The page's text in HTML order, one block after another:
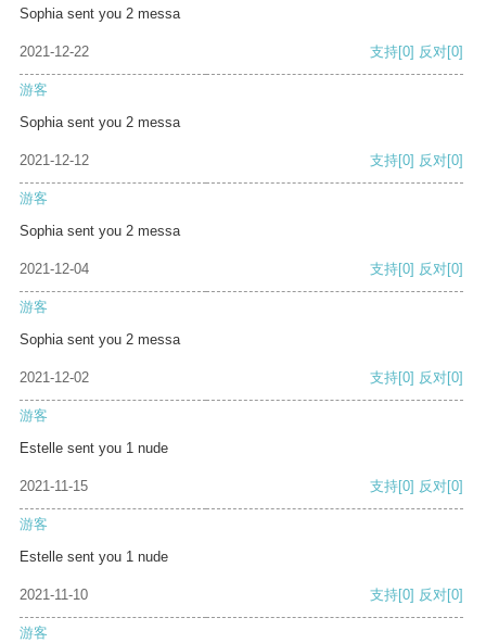
Sophia sent you 2 messa
2021-12-22 支持[0] 反对[0]
游客
Sophia sent you 2 messa
2021-12-12 支持[0] 反对[0]
游客
Sophia sent you 2 messa
2021-12-04 支持[0] 反对[0]
游客
Sophia sent you 2 messa
2021-12-02 支持[0] 反对[0]
游客
Estelle sent you 1 nude
2021-11-15 支持[0] 反对[0]
游客
Estelle sent you 1 nude
2021-11-10 支持[0] 反对[0]
游客